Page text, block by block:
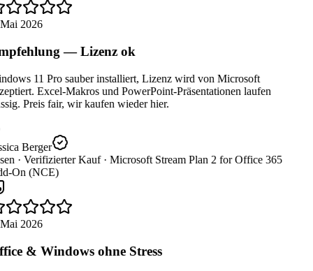
2026
— Lizenz ok
11 Pro sauber installiert, Lizenz wird von Microsoft
Excel-Makros und PowerPoint-Präsentationen laufen
Preis fair, wir kaufen wieder hier.
Berger
· Verifizierter Kauf · Microsoft Stream Plan 2 for Office 365
On (NCE)
2026
& Windows ohne Stress